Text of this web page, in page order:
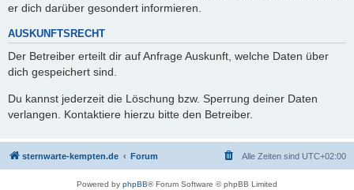
er dich darüber gesondert informieren.
AUSKUNFTSRECHT
Der Betreiber erteilt dir auf Anfrage Auskunft, welche Daten über
dich gespeichert sind.
Du kannst jederzeit die Löschung bzw. Sperrung deiner Daten
verlangen. Kontaktiere hierzu bitte den Betreiber.
sternwarte-kempten.de Forum Alle Zeiten sind UTC+02:00
Powered by phpBB® Forum Software © phpBB Limited